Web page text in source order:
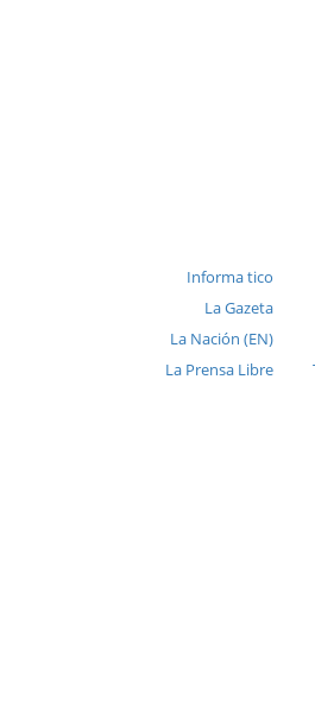
Informa tico
La Gazeta
La Nación (EN)
La Prensa Libre